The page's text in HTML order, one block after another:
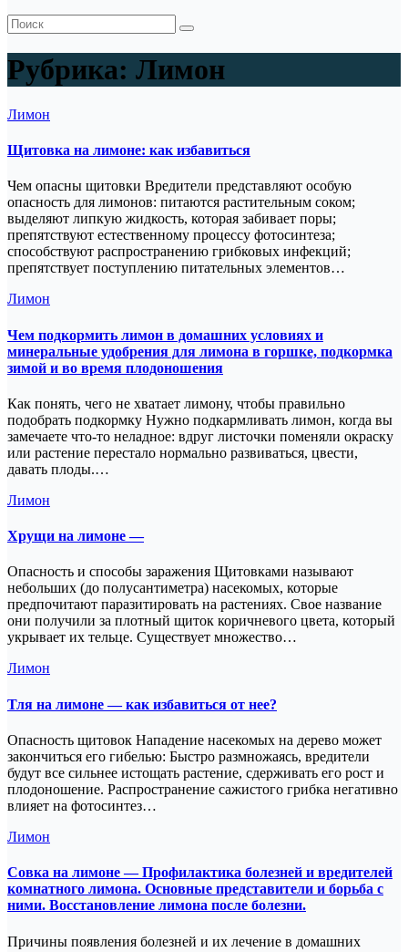
Рубрика: Лимон
Лимон
Щитовка на лимоне: как избавиться
Чем опасны щитовки Вредители представляют особую
опасность для лимонов: питаются растительным соком;
выделяют липкую жидкость, которая забивает поры;
препятствуют естественному процессу фотосинтеза;
способствуют распространению грибковых инфекций;
препятствует поступлению питательных элементов…
Лимон
Чем подкормить лимон в домашних условиях и
минеральные удобрения для лимона в горшке, подкормка
зимой и во время плодоношения
Как понять, чего не хватает лимону, чтобы правильно
подобрать подкормку Нужно подкармливать лимон, когда вы
замечаете что-то неладное: вдруг листочки поменяли окраску
или растение перестало нормально развиваться, цвести,
давать плоды.…
Лимон
Хрущи на лимоне —
Опасность и способы заражения Щитовками называют
небольших (до полусантиметра) насекомых, которые
предпочитают паразитировать на растениях. Свое название
они получили за плотный щиток коричневого цвета, который
укрывает их тельце. Существует множество…
Лимон
Тля на лимоне — как избавиться от нее?
Опасность щитовок Нападение насекомых на дерево может
закончиться его гибелью: Быстро размножаясь, вредители
будут все сильнее истощать растение, сдерживать его рост и
плодоношение. Распространение сажистого грибка негативно
влияет на фотосинтез…
Лимон
Совка на лимоне — Профилактика болезней и вредителей
комнатного лимона. Основные представители и борьба с
ними. Восстановление лимона после болезни.
Причины появления болезней и их лечение в домашних